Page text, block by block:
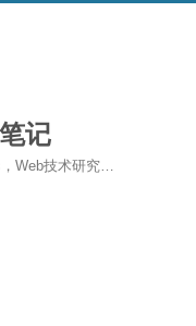
记
Web技术研究…